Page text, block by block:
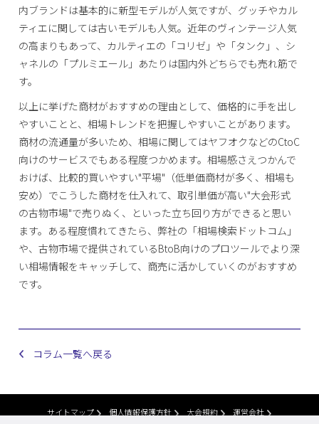
内ブランドは基本的に新型モデルが人気ですが、グッチやカル
ティエに関しては古いモデルも人気。近年のヴィンテージ人気
の高まりもあって、カルティエの「コリゼ」や「タンク」、シ
ャネルの「プルミエール」あたりは国内外どちらでも売れ筋で
す。
以上に挙げた商材がおすすめの理由として、価格的に手を出し
やすいことと、相場トレンドを把握しやすいことがあります。
商材の流通量が多いため、相場に関してはヤフオクなどのCtoC
向けのサービスでもある程度つかめます。相場感さえつかんで
おけば、比較的買いやすい"平場"（低単価商材が多く、相場も
安め）でこうした商材を仕入れて、取引単価が高い"大会形式
の古物市場"で売りぬく、といった立ち回り方ができると思い
ます。ある程度慣れてきたら、弊社の「相場検索ドットコム」
や、古物市場で提供されているBtoB向けのプロツールでより深
い相場情報をキャッチして、商売に活かしていくのがおすすめ
です。
コラム一覧へ戻る
サイトマップ 個人情報保護方針 大会規約 運営会社